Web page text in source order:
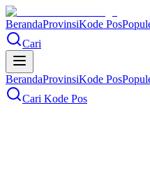
BerandaProvinsiKode Pos
Cari
BerandaProvinsiKode Pos
Cari Kode Pos